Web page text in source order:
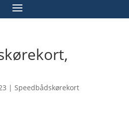
| Speedbådskørekort